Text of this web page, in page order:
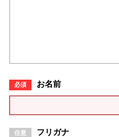
お名前
フリガナ